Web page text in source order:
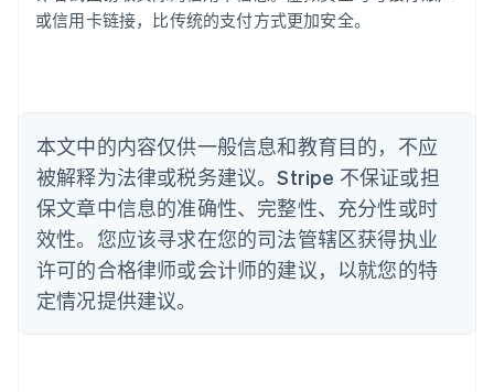
或信用卡链接，比传统的支付方式更加安全。
本文中的内容仅供一般信息和教育目的，不应
被解释为法律或税务建议。Stripe 不保证或担
保文章中信息的准确性、完整性、充分性或时
效性。您应该寻求在您的司法管辖区获得执业
许可的合格律师或会计师的建议，以就您的特
定情况提供建议。
Português English
English
丹麦
English
德国
DeutschEnglish
法国
FrançaisEnglish
芬兰
EnglishSvenska